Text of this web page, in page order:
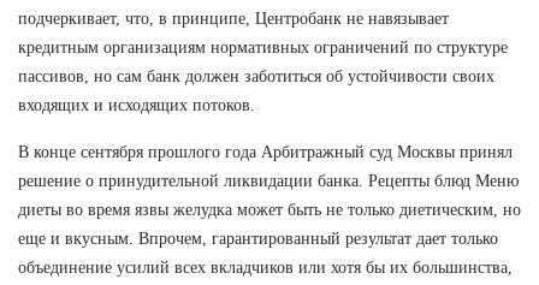
подчеркивает, что, в принципе, Центробанк не навязывает
кредитным организациям нормативных ограничений по структуре
пассивов, но сам банк должен заботиться об устойчивости своих
входящих и исходящих потоков.
В конце сентября прошлого года Арбитражный суд Москвы принял
решение о принудительной ликвидации банка. Рецепты блюд Меню
диеты во время язвы желудка может быть не только диетическим, но
еще и вкусным. Впрочем, гарантированный результат дает только
объединение усилий всех вкладчиков или хотя бы их большинства,